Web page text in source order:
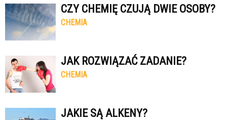
CZY CHEMIĘ CZUJĄ DWIE OSOBY?
CHEMIA
JAK ROZWIĄZAĆ ZADANIE?
CHEMIA
JAKIE SĄ ALKENY?